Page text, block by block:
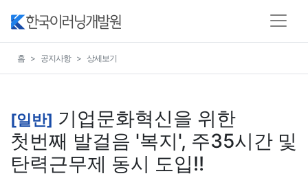
홈 공지사항 상세보기
[일반] 기업문화혁신을 위한
첫번째 발걸음 '복지', 주35시간 및
탄력근무제 동시 도입!!